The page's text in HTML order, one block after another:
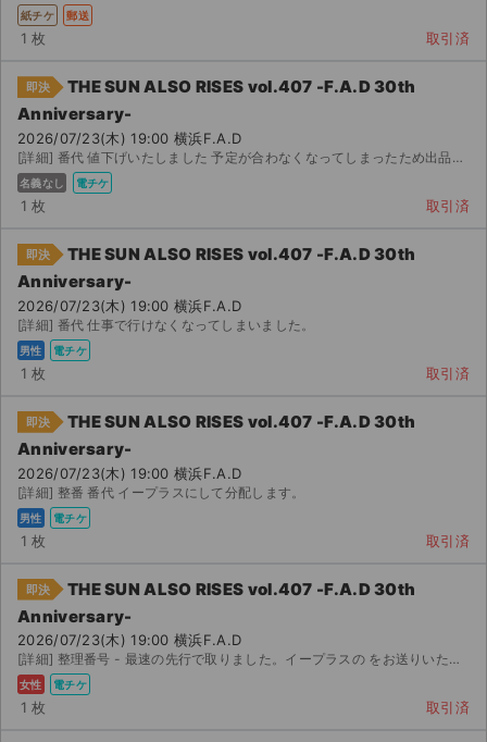
紙チケ 郵送
1 枚 取引済
即決
THE SUN ALSO RISES vol.407 -F.A.D 30th
Anniversary-
2026/07/23(木) 19:00 横浜F.A.D
[詳細] 番代 値下げいたしました 予定が合わなくなってしまったため出品いたします。迅速な対応を心が...
名義なし 電チケ
1 枚 取引済
即決
THE SUN ALSO RISES vol.407 -F.A.D 30th
Anniversary-
2026/07/23(木) 19:00 横浜F.A.D
[詳細] 番代 仕事で行けなくなってしまいました。
男性 電チケ
1 枚 取引済
即決
THE SUN ALSO RISES vol.407 -F.A.D 30th
Anniversary-
2026/07/23(木) 19:00 横浜F.A.D
[詳細] 整番 番代 イープラスにして分配します。
男性 電チケ
1 枚 取引済
即決
THE SUN ALSO RISES vol.407 -F.A.D 30th
Anniversary-
2026/07/23(木) 19:00 横浜F.A.D
[詳細] 整理番号 - 最速の先行で取りました。イープラスの をお送りいたします。よろしく...
女性 電チケ
1 枚 取引済